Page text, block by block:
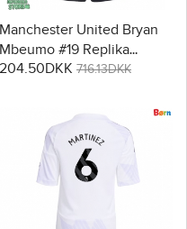
Manchester United Bryan
Mbeumo #19 Replika
Babytøj Tredje sæt Børn
204.50DKK 716.13DKK